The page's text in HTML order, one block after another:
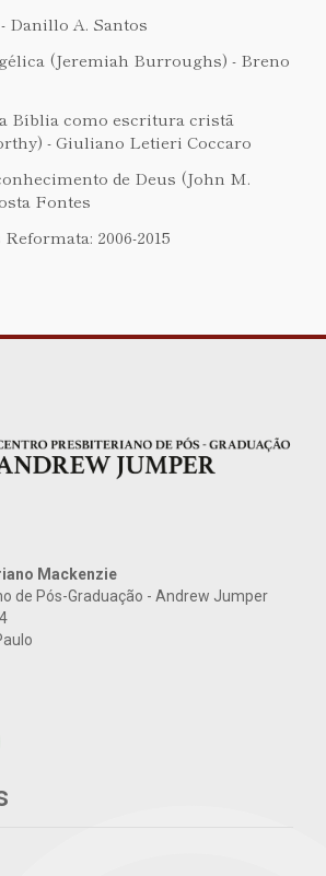
Danillo A. Santos
(Jeremiah Burroughs) - Breno
Bíblia como escritura cristã
- Giuliano Letieri Coccaro
de Deus (John M.
Fontes
2006-2015
Mackenzie
de Pós-Graduação - Andrew Jumper